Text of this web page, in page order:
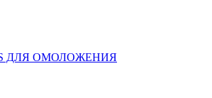
ДЛЯ ОМОЛОЖЕНИЯ